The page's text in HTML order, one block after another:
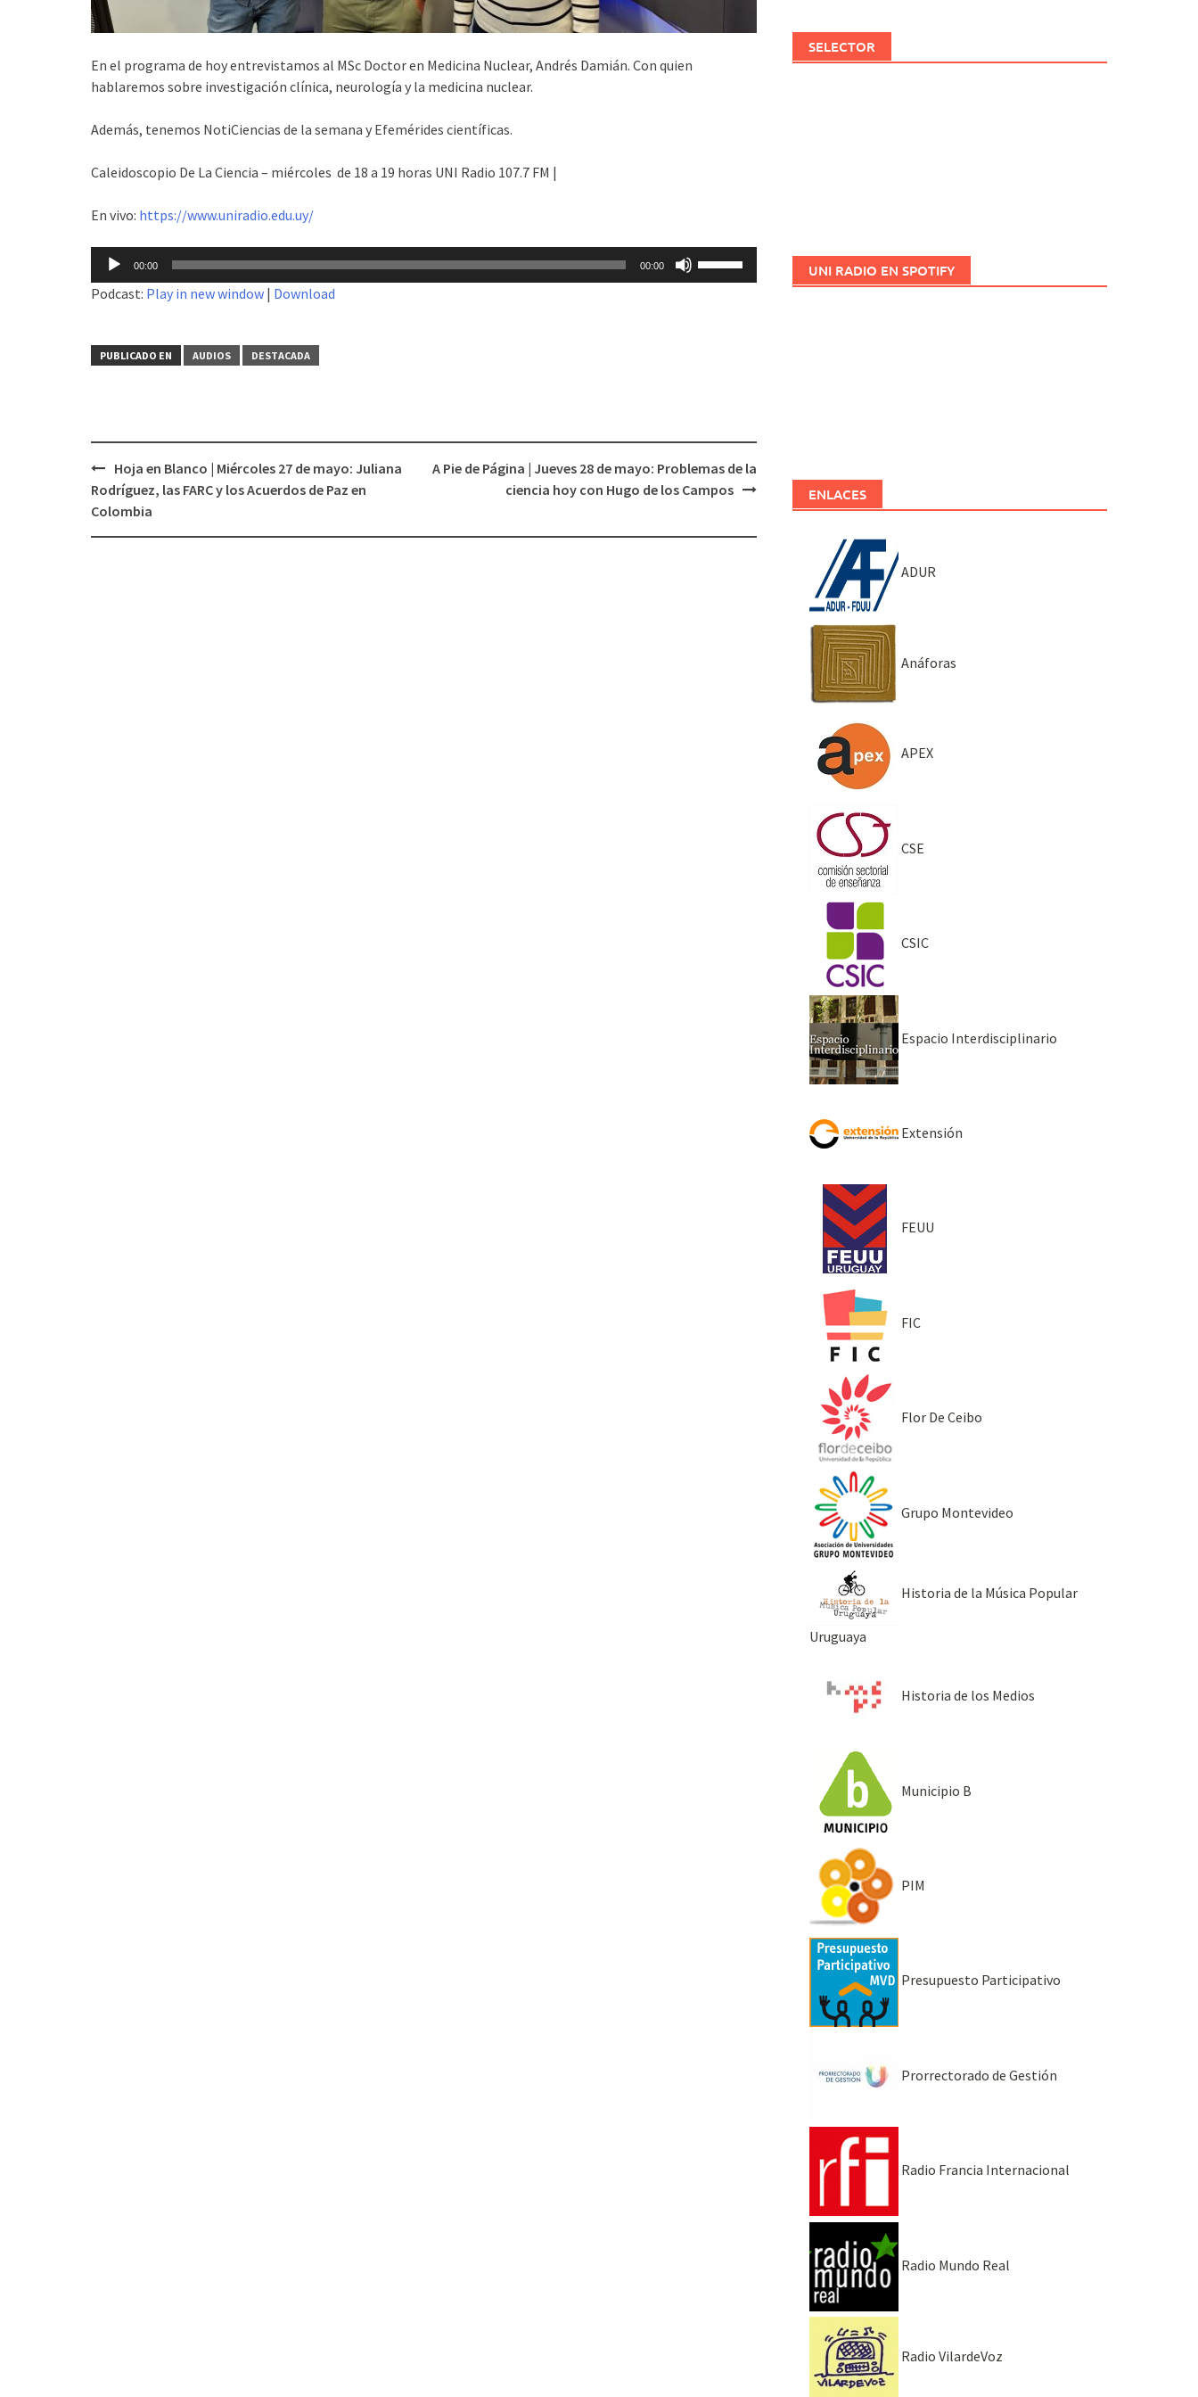
En el programa de hoy entrevistamos al MSc Doctor en Medicina Nuclear, Andrés Damián. Con quien
hablaremos sobre investigación clínica, neurología y la medicina nuclear.
Además, tenemos NotiCiencias de la semana y Efemérides científicas.
Caleidoscopio De La Ciencia – miércoles de 18 a 19 horas UNI Radio 107.7 FM |
En vivo: https://www.uniradio.edu.uy/
Reproductor
audio
00:00 00:00
el
volumen.
Podcast: Play in new window | Download
PUBLICADO EN AUDIOS DESTACADA
Navegación
de
Hoja en Blanco | Miércoles 27 de mayo: Juliana
Rodríguez, las FARC y los Acuerdos de Paz en
Colombia
A Pie de Página | Jueves 28 de mayo: Problemas de la
ciencia hoy con Hugo de los Campos
SELECTOR
UNI RADIO EN SPOTIFY
ENLACES
ADUR
Anáforas
APEX
CSE
CSIC
Espacio Interdisciplinario
Extensión
FEUU
FIC
Flor De Ceibo
Grupo Montevideo
Historia de la Música Popular
Uruguaya
Historia de los Medios
Municipio B
PIM
Presupuesto Participativo
Prorrectorado de Gestión
Radio Francia Internacional
Radio Mundo Real
Radio VilardeVoz